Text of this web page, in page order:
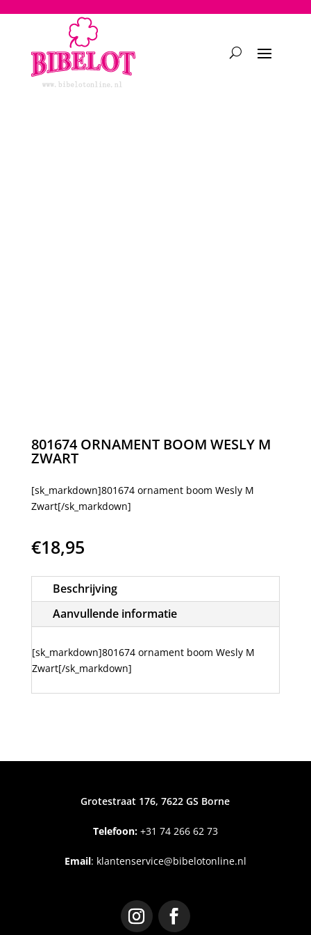
801674 ORNAMENT BOOM WESLY M
ZWART
[sk_markdown]801674 ornament boom Wesly M
Zwart[/sk_markdown]
€18,95
Beschrijving
Aanvullende informatie
[sk_markdown]801674 ornament boom Wesly M
Zwart[/sk_markdown]
Grotestraat 176, 7622 GS Borne
Telefoon:+31 74 266 62 73
Email: klantenservice@bibelotonline.nl